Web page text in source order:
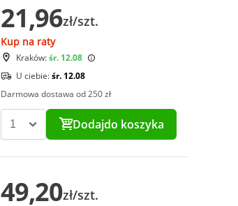
21,96zł/szt.
Kup na raty
Kraków:śr. 12.08
U ciebie:śr. 12.08
Darmowa dostawa od 250 zł
Dodajdo koszyka
49,20zł/szt.